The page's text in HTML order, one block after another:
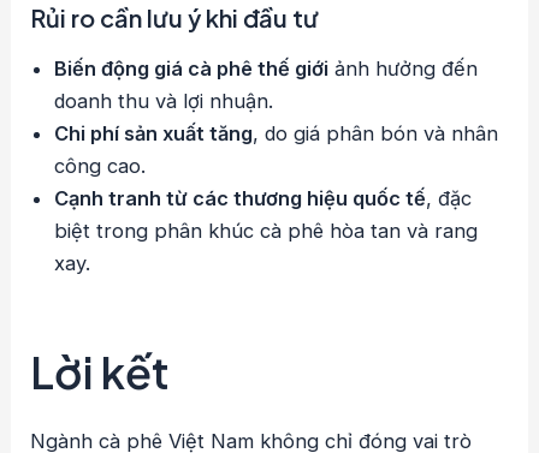
Rủi ro cần lưu ý khi đầu tư
Biến động giá cà phê thế giới ảnh hưởng đến
doanh thu và lợi nhuận.
Chi phí sản xuất tăng, do giá phân bón và nhân
công cao.
Cạnh tranh từ các thương hiệu quốc tế, đặc
biệt trong phân khúc cà phê hòa tan và rang
xay.
Lời kết
Ngành cà phê Việt Nam không chỉ đóng vai trò